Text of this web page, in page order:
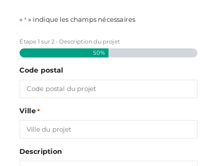
«* » indique les champs nécessaires
Étape1 sur2 - Description du projet
50%
Code postal
Ville *
Description